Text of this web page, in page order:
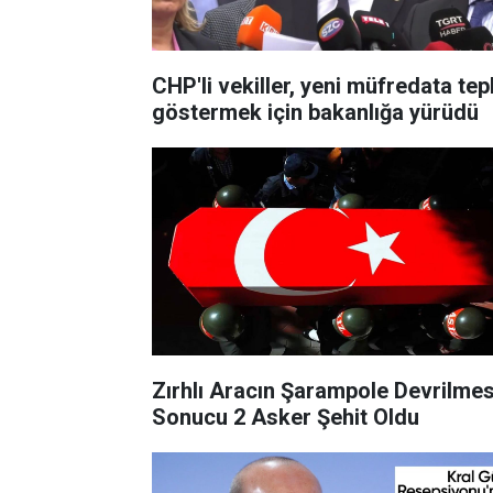
CHP'li vekiller, yeni müfredata
göstermek için bakanlığa yürüdü
Zırhlı Aracın Şarampole
Sonucu 2 Asker Şehit Oldu